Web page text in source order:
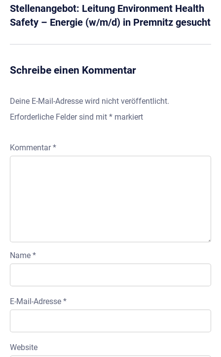
Stellenangebot: Leitung Environment Health
Safety – Energie (w/m/d) in Premnitz gesucht
Schreibe einen Kommentar
Deine E-Mail-Adresse wird nicht veröffentlicht.
Erforderliche Felder sind mit * markiert
Kommentar*
Name *
E-Mail-Adresse *
Website